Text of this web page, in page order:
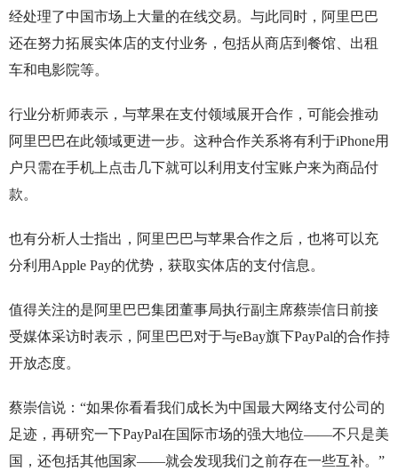
经处理了中国市场上大量的在线交易。与此同时，阿里巴巴
还在努力拓展实体店的支付业务，包括从商店到餐馆、出租
车和电影院等。
行业分析师表示，与苹果在支付领域展开合作，可能会推动
阿里巴巴在此领域更进一步。这种合作关系将有利于iPhone用
户只需在手机上点击几下就可以利用支付宝账户来为商品付
款。
也有分析人士指出，阿里巴巴与苹果合作之后，也将可以充
分利用Apple Pay的优势，获取实体店的支付信息。
值得关注的是阿里巴巴集团董事局执行副主席蔡崇信日前接
受媒体采访时表示，阿里巴巴对于与eBay旗下PayPal的合作持
开放态度。
蔡崇信说：“如果你看看我们成长为中国最大网络支付公司的
足迹，再研究一下PayPal在国际市场的强大地位——不只是美
国，还包括其他国家——就会发现我们之前存在一些互补。”